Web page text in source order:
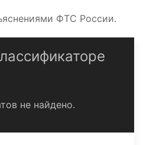
ФТС России.
не найдено.